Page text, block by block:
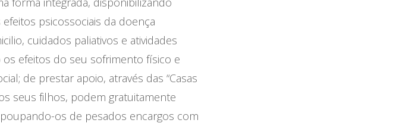
psicossociais da doença
cuidados paliativos e atividades
efeitos do seu sofrimento físico e
de prestar apoio, através das “Casas
seus filhos, podem gratuitamente
os de pesados encargos com